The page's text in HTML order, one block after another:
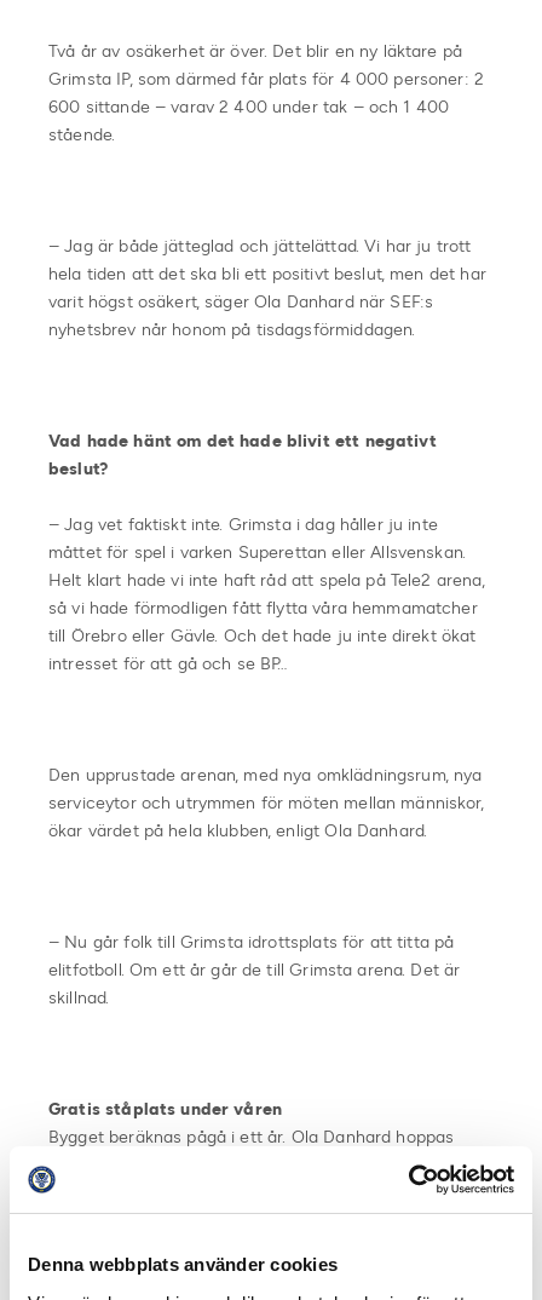
Denna webbplats använder cookies
Två år av osäkerhet är över. Det blir en ny läktare på
Grimsta IP, som därmed får plats för 4 000 personer: 2
600 sittande – varav 2 400 under tak – och 1 400
stående.
– Jag är både jätteglad och jättelättad. Vi har ju trott
hela tiden att det ska bli ett positivt beslut, men det har
varit högst osäkert, säger Ola Danhard när SEF:s
nyhetsbrev når honom på tisdagsförmiddagen.
Vad hade hänt om det hade blivit ett negativt
beslut?
– Jag vet faktiskt inte. Grimsta i dag håller ju inte
måttet för spel i varken Superettan eller Allsvenskan.
Helt klart hade vi inte haft råd att spela på Tele2 arena,
så vi hade förmodligen fått flytta våra hemmamatcher
till Örebro eller Gävle. Och det hade ju inte direkt ökat
intresset för att gå och se BP…
Den upprustade arenan, med nya omklädningsrum, nya
serviceytor och utrymmen för möten mellan människor,
ökar värdet på hela klubben, enligt Ola Danhard.
– Nu går folk till Grimsta idrottsplats för att titta på
elitfotboll. Om ett år går de till Grimsta arena. Det är
skillnad.
Gratis ståplats under våren
Bygget beräknas pågå i ett år. Ola Danhard hoppas
därför att spaden kommer i jorden så snabbt som
möjligt, så att BP kan spela på den upprustade arenan
från och med säsongstarten 2016. Frågan är bara: